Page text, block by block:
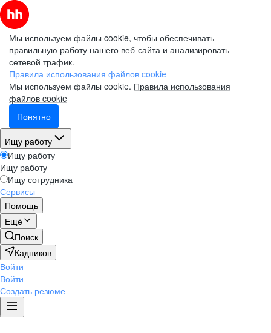
Мы используем файлы cookie, чтобы обеспечивать
правильную работу нашего веб-сайта и анализировать
сетевой трафик.
Правила использования файлов cookie
Мы используем файлы cookie. Правила использования
файлов cookie
Понятно
Ищу работу
Ищу работу
Ищу работу
Ищу сотрудника
Сервисы
Помощь
Ещё
Поиск
Кадников
Войти
Войти
Создать резюме